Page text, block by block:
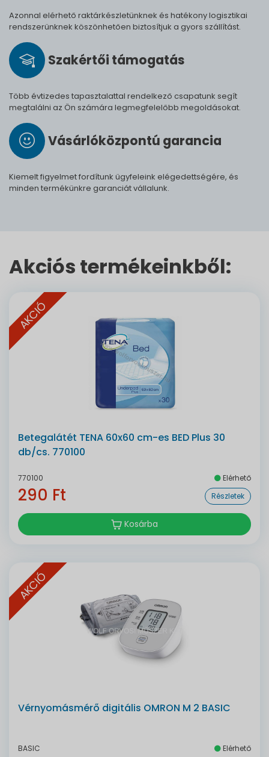
Azonnal elérhető raktárkészletünknek és hatékony logisztikai
rendszerünknek köszönhetően biztosítjuk a gyors szállítást.
Szak­értői tá­mo­ga­tás
Több évtizedes tapasztalattal rendelkező csapatunk segít
megtalálni az Ön számára legmegfelelőbb megoldásokat.
Vásárló­köz­pontú ga­ran­cia
Kiemelt figyelmet fordítunk ügyfeleink elégedettségére, és
minden termékünkre garanciát vállalunk.
Akciós termékeinkből:
AKCIÓ
Betegalátét TENA 60x60 cm-es BED Plus 30
db/cs. 770100
770100 Elérhető
290 Ft Részletek
Kosárba
AKCIÓ
Vérnyomásmérő digitális OMRON M 2 BASIC
BASIC Elérhető